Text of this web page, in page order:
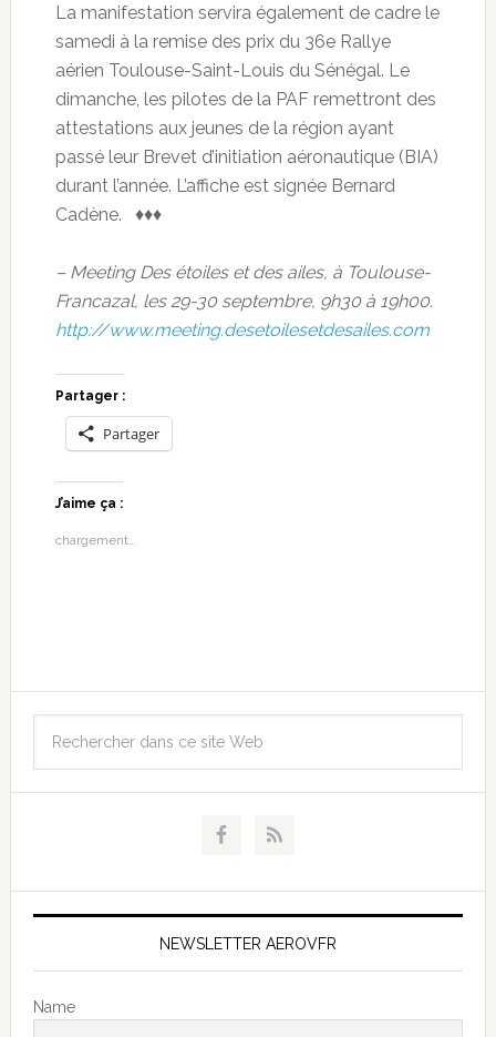
La manifestation servira également de cadre le
samedi à la remise des prix du 36e Rallye
aérien Toulouse-Saint-Louis du Sénégal. Le
dimanche, les pilotes de la PAF remettront des
attestations aux jeunes de la région ayant
passé leur Brevet d’initiation aéronautique (BIA)
durant l’année. L’affiche est signée Bernard
Cadène. ♦♦♦
– Meeting Des étoiles et des ailes, à Toulouse-
Francazal, les 29-30 septembre, 9h30 à 19h00.
http://www.meeting.desetoilesetdesailes.com
Partager :
Partager
J’aime ça :
chargement…
NEWSLETTER AEROVFR
Name